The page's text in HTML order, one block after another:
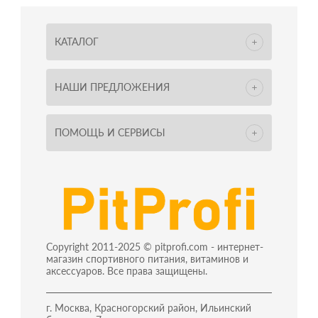
КАТАЛОГ
НАШИ ПРЕДЛОЖЕНИЯ
ПОМОЩЬ И СЕРВИСЫ
Copyright 2011-2025 © pitprofi.com - интернет-
магазин спортивного питания, витаминов и
аксессуаров. Все права защищены.
г. Москва, Красногорский район, Ильинский